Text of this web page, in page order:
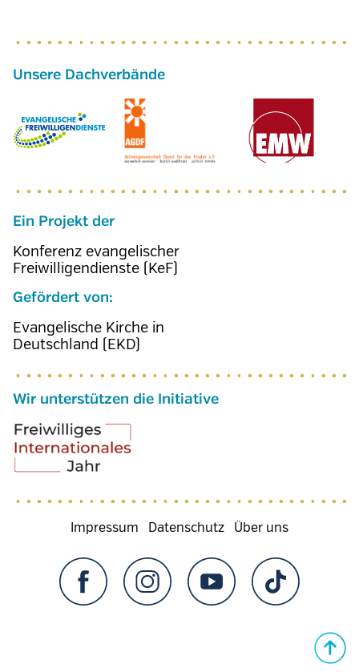
Ein Projekt der
Konferenz evangelischer
Freiwilligendienste (KeF)
Gefördert von:
Evangelische Kirche in
Deutschland (EKD)
Wir unterstützen die Initiative
Fußzeilenmenü
Impressum Datenschutz Über uns